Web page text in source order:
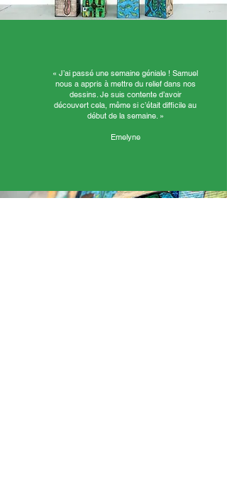
« J’ai passé une semaine géniale ! Samuel
nous a appris à mettre du relief dans nos
dessins. Je suis contente d’avoir
découvert cela, même si c’était difficile au
début de la semaine. »
Emelyne